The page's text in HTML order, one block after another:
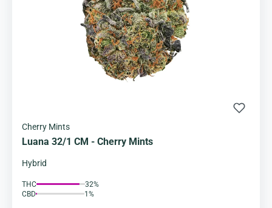
Cherry Mints
Luana 32/1 CM - Cherry Mints
Hybrid
THC
32%
CBD
1%